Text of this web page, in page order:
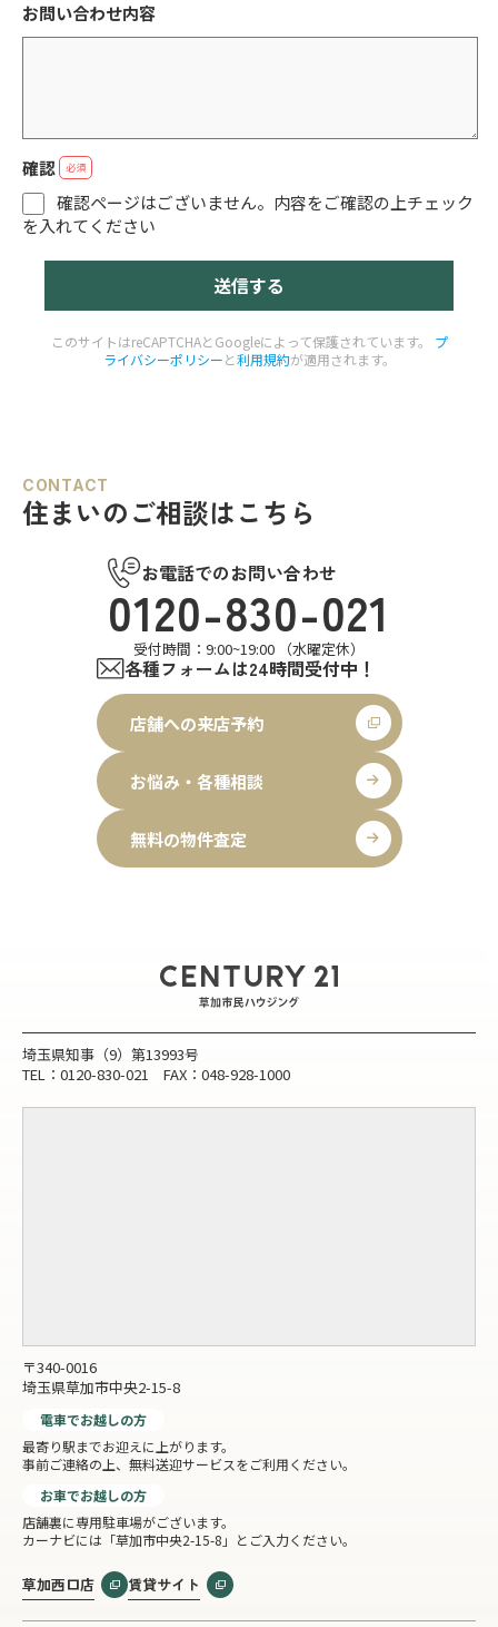
お問い合わせ内容
確認 必須
確認ページはございません。内容をご確認の上チェック
を入れてください
このサイトはreCAPTCHAとGoogleによって保護されています。
プ
ライバシーポリシーと利用規約が適用されます。
CONTACT
住まいのご相談はこちら
お電話でのお問い合わせ
0120-830-021
受付時間：9:00~19:00 （水曜定休）
各種フォームは24時間受付中！
店舗への来店予約
お悩み・各種相談
無料の物件査定
埼玉県知事（9）第13993号
TEL：0120-830-021 FAX：048-928-1000
〒340-0016
埼玉県草加市中央2-15-8
電車でお越しの方
最寄り駅までお迎えに上がります。
事前ご連絡の上、無料送迎サービスをご利用ください。
お車でお越しの方
店舗裏に専用駐車場がございます。
カーナビには「草加市中央2-15-8」とご入力ください。
草加西口店 賃貸サイト